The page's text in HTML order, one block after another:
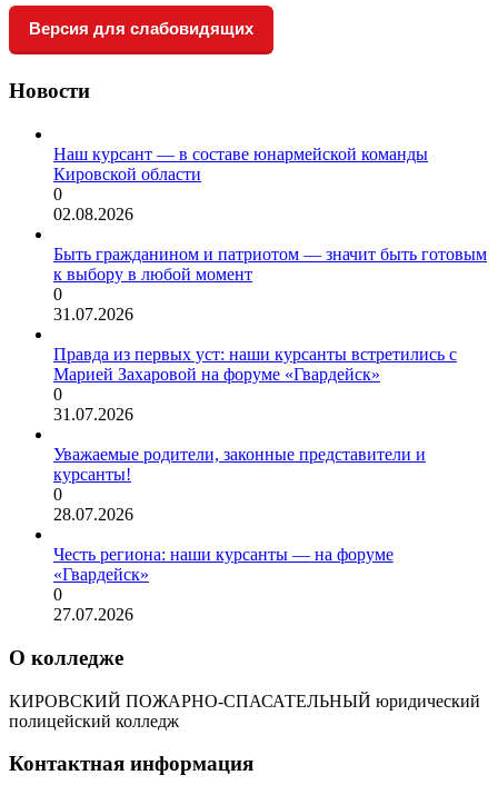
Версия для слабовидящих
Новости
Наш курсант — в составе юнармейской команды
Кировской области
0
02.08.2026
Быть гражданином и патриотом — значит быть готовым
к выбору в любой момент
0
31.07.2026
Правда из первых уст: наши курсанты встретились с
Марией Захаровой на форуме «Гвардейск»
0
31.07.2026
Уважаемые родители, законные представители и
курсанты!
0
28.07.2026
Честь региона: наши курсанты — на форуме
«Гвардейск»
0
27.07.2026
О колледже
КИРОВСКИЙ ПОЖАРНО-СПАСАТЕЛЬНЫЙ юридический
полицейский колледж
Контактная информация